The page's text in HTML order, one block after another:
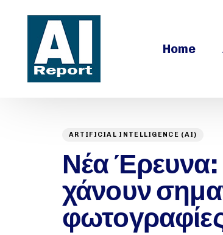
Home
PUBLISHED
IN:
ARTIFICIAL INTELLIGENCE (AI)
Νέα Έρευνα:
χάνουν
Author
Published
on: